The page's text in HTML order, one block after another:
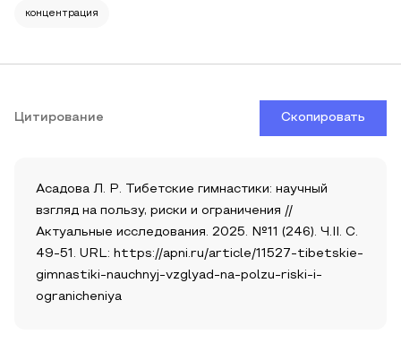
концентрация
Цитирование Скопировать
Асадова Л. Р. Тибетские гимнастики: научный
взгляд на пользу, риски и ограничения //
Актуальные исследования. 2025. №11 (246). Ч.II. С.
49-51. URL: https://apni.ru/article/11527-tibetskie-
gimnastiki-nauchnyj-vzglyad-na-polzu-riski-i-
ogranicheniya